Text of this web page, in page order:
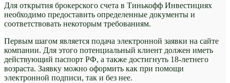
Для открытия брокерского счета в Тинькофф Инвестициях
необходимо предоставить определенные документы и
соответствовать некоторым требованиям.
Первым шагом является подача электронной заявки на сайте
компании. Для этого потенциальный клиент должен иметь
действующий паспорт РФ, а также достигнуть 18-летнего
возраста. Заявку можно оформить как при помощи
электронной подписи, так и без нее.